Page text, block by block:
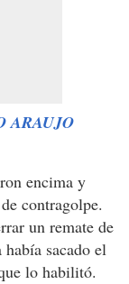
ARAUJO
encima y
contragolpe.
un remate de
sacado el
lo habilitó.